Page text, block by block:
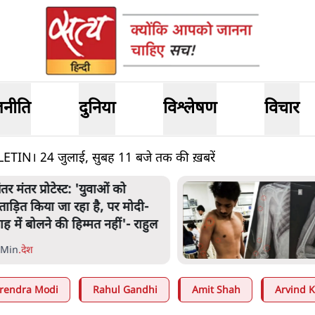
दुनिया विश्लेषण विचार
24 जुलाई, सुबह 11 बजे तक की ख़बरें
मंतर प्रोटेस्ट: 'युवाओं को
किया जा रहा है, पर मोदी-
में बोलने की हिम्मत नहीं'- राहुल
.देश
Modi Rahul Gandhi Amit Shah Arvind